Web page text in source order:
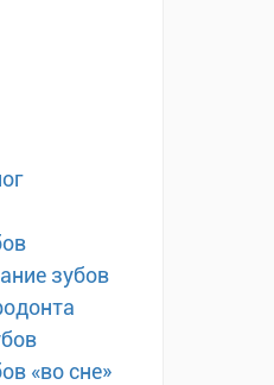
зубов
«во сне»